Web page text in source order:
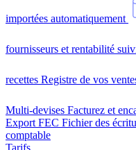
importées automatiquement
fournisseurs et rentabilité
recettes Registre de vos
Multi-devises Facturez et
Export FEC Fichier des
comptable
Tarifs